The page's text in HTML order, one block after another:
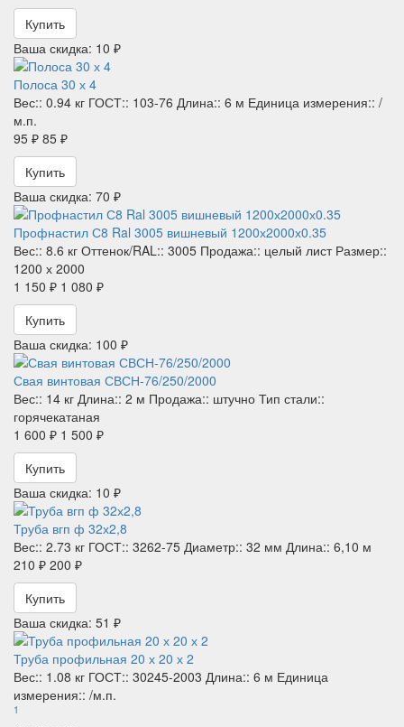
Купить
Ваша скидка: 10 ₽
Полоса 30 х 4
Вес:: 0.94 кг ГОСТ:: 103-76 Длина:: 6 м Единица измерения:: /
м.п.
95 ₽ 85 ₽
Купить
Ваша скидка: 70 ₽
Профнастил С8 Ral 3005 вишневый 1200х2000х0.35
Вес:: 8.6 кг Оттенок/RAL:: 3005 Продажа:: целый лист Размер::
1200 х 2000
1 150 ₽ 1 080 ₽
Купить
Ваша скидка: 100 ₽
Свая винтовая СВСН-76/250/2000
Вес:: 14 кг Длина:: 2 м Продажа:: штучно Тип стали::
горячекатаная
1 600 ₽ 1 500 ₽
Купить
Ваша скидка: 10 ₽
Труба вгп ф 32х2,8
Вес:: 2.73 кг ГОСТ:: 3262-75 Диаметр:: 32 мм Длина:: 6,10 м
210 ₽ 200 ₽
Купить
Ваша скидка: 51 ₽
Труба профильная 20 х 20 х 2
Вес:: 1.08 кг ГОСТ:: 30245-2003 Длина:: 6 м Единица
измерения:: /м.п.
1